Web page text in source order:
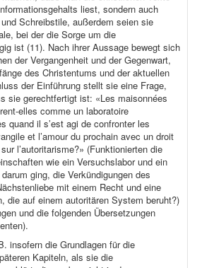
liest, sondern auch
Schreibstile, außerdem seien sie
bei der die Sorge um die
ist (11). Nach ihrer Aussage bewegt sich
der Vergangenheit und der Gegenwart,
des Christentums und der aktuellen
der Einführung stellt sie eine Frage,
sie gerechtfertigt ist: «Les maisonnées
elles comme un laboratoire
quand il s’est agi de confronter les
et l’amour du prochain avec un droit
l’autoritarisme?» (Funktionierten die
wie ein Versuchslabor und ein
ging, die Verkündigungen des
mit einem Recht und eine
die auf einem autoritären System beruht?)
und die folgenden Übersetzungen
insofern die Grundlagen für die
Kapiteln, als sie die